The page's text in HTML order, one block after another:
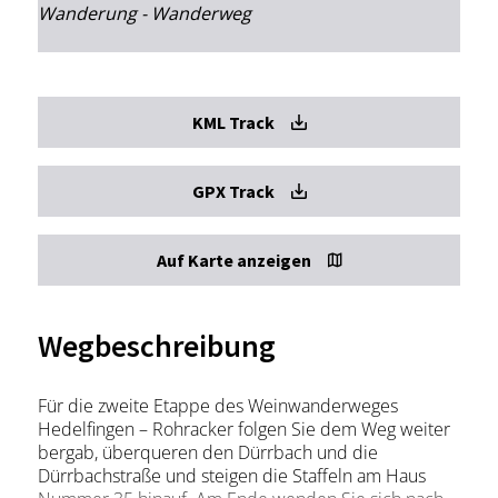
Wanderung - Wanderweg
KML Track
GPX Track
Auf Karte anzeigen
Wegbeschreibung
Für die zweite Etappe des Weinwanderweges
Hedelfingen – Rohracker folgen Sie dem Weg weiter
bergab, überqueren den Dürrbach und die
Dürrbachstraße und steigen die Staffeln am Haus